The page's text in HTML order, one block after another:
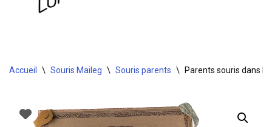
Accueil \ Souris Maileg \ Souris parents \ Parents souris dans